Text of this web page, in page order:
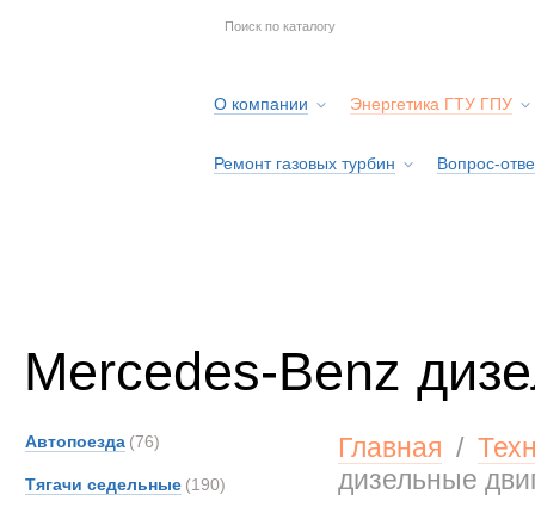
О компании Энергетика ГТУ ГПУ
Ремонт газовых турбин Вопрос-
Mercedes-Benz
Автопоезда (76)
Тягачи седельные (190)
Главная /
дизельные